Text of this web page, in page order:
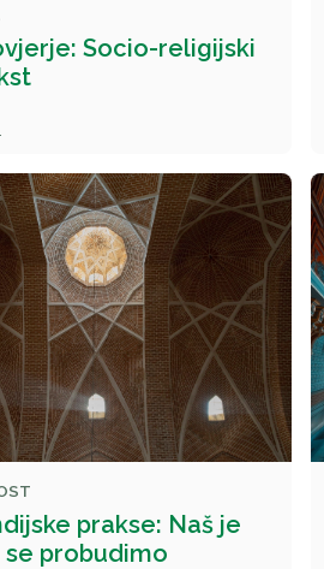
Socio-religijski
prakse: Naš je
se probudimo